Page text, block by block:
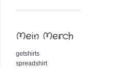
Mein Merch
getshirts
spreadshirt